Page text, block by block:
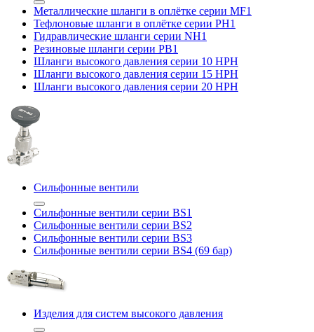
Металлические шланги в оплётке серии MF1
Тефлоновые шланги в оплётке серии PH1
Гидравлические шланги серии NH1
Резиновые шланги серии PB1
Шланги высокого давления серии 10 HPH
Шланги высокого давления серии 15 HPH
Шланги высокого давления серии 20 HPH
Сильфонные вентили
Сильфонные вентили серии BS1
Сильфонные вентили серии BS2
Сильфонные вентили серии BS3
Сильфонные вентили серии BS4 (69 бар)
Изделия для систем высокого давления